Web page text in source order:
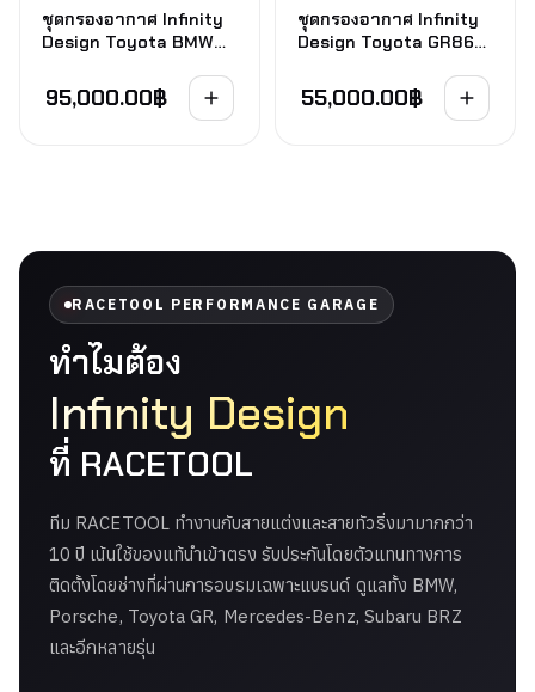
ชุดกรองอากาศ Infinity
Design Toyota BMW
M4 S58 Carbon Intake
System
95,000.00฿
ชุดกรองอากาศ Infinity
Design Toyota GR86
Intake System
55,000.00฿
RACETOOL PERFORMANCE GARAGE
ทำไมต้อง
Infinity Design
ที่ RACETOOL
ทีม RACETOOL ทำงานกับสายแต่งและสายทัวริ่งมามากกว่า
10 ปี เน้นใช้ของแท้นำเข้าตรง รับประกันโดยตัวแทนทางการ
ติดตั้งโดยช่างที่ผ่านการอบรมเฉพาะแบรนด์ ดูแลทั้ง BMW,
Porsche, Toyota GR, Mercedes-Benz, Subaru BRZ
และอีกหลายรุ่น